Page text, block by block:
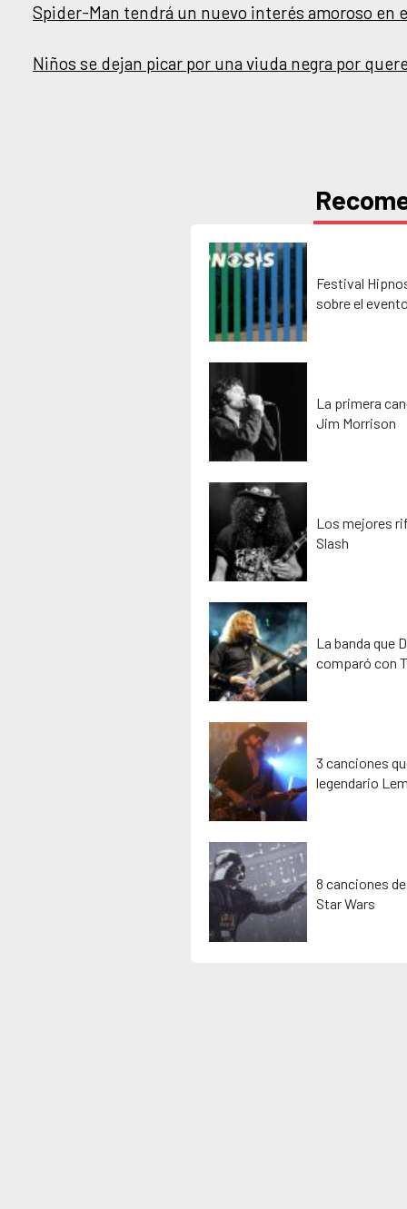
Spider-Man tendrá un nuevo interés amoroso en
Niños se dejan picar por una viuda negra por
Festival
sobre el
La primera
Jim Morrison
Los mejores
Slash
La banda que
comparó con
3 canciones
legendario
8 canciones
Star Wars